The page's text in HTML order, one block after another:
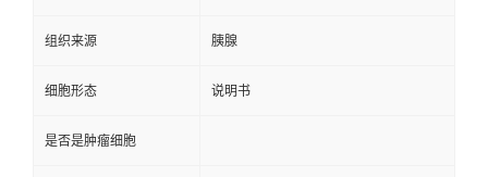
组织来源 胰腺
细胞形态 说明书
是否是肿瘤细胞